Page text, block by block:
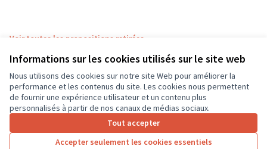
Informations sur les cookies utilisés sur le site web
Nous utilisons des cookies sur notre site Web pour améliorer la
performance et les contenus du site. Les cookies nous permettent
de fournir une expérience utilisateur et un contenu plus
personnalisés à partir de nos canaux de médias sociaux.
Tout accepter
Accepter seulement les cookies essentiels
Voir toutes les propositions retirées
Conditions d'utilisation
Paramètres des cookies
CD37 sur X
(Lien externe)
CD37 sur Facebook
CD37 sur Instagram
CD37 sur YouTube
(Lien externe)